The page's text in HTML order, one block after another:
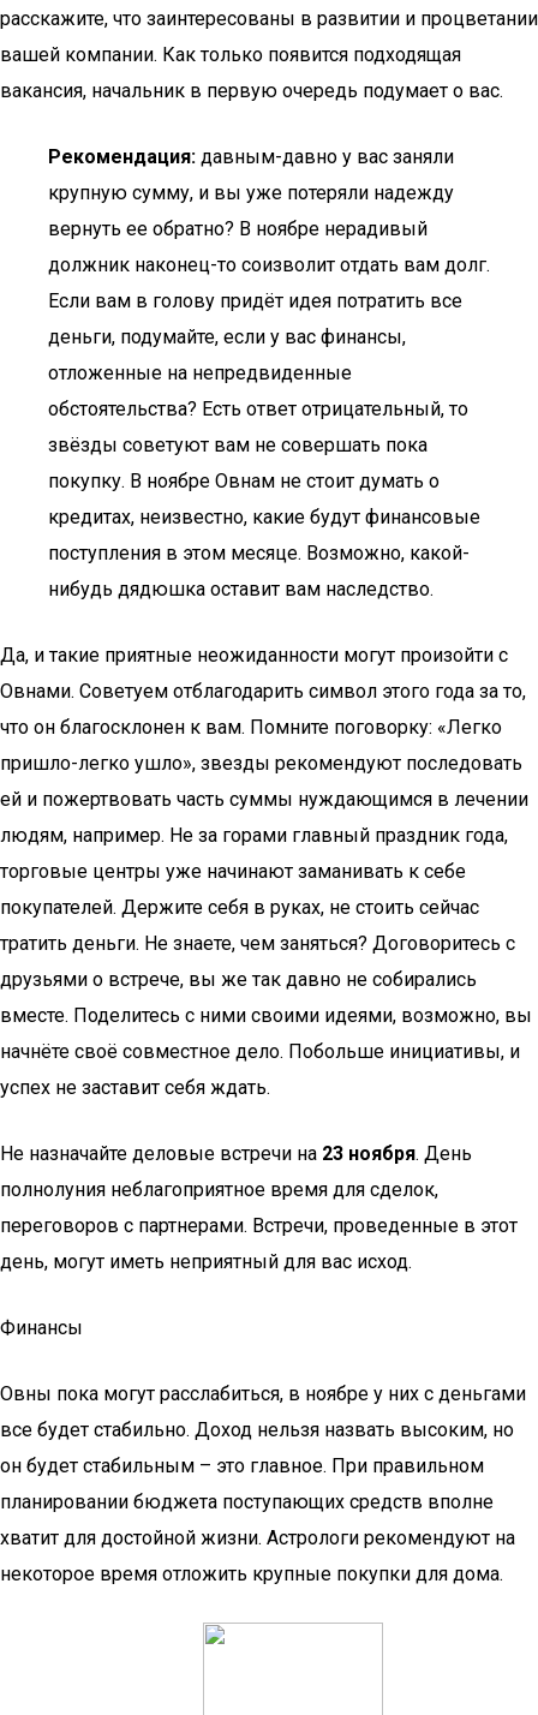
расскажите, что заинтересованы в развитии и процветании
вашей компании. Как только появится подходящая
вакансия, начальник в первую очередь подумает о вас.
Рекомендация: давным-давно у вас заняли
крупную сумму, и вы уже потеряли надежду
вернуть ее обратно? В ноябре нерадивый
должник наконец-то соизволит отдать вам долг.
Если вам в голову придёт идея потратить все
деньги, подумайте, если у вас финансы,
отложенные на непредвиденные
обстоятельства? Есть ответ отрицательный, то
звёзды советуют вам не совершать пока
покупку. В ноябре Овнам не стоит думать о
кредитах, неизвестно, какие будут финансовые
поступления в этом месяце. Возможно, какой-
нибудь дядюшка оставит вам наследство.
Да, и такие приятные неожиданности могут произойти с
Овнами. Советуем отблагодарить символ этого года за то,
что он благосклонен к вам. Помните поговорку: «Легко
пришло-легко ушло», звезды рекомендуют последовать
ей и пожертвовать часть суммы нуждающимся в лечении
людям, например. Не за горами главный праздник года,
торговые центры уже начинают заманивать к себе
покупателей. Держите себя в руках, не стоить сейчас
тратить деньги. Не знаете, чем заняться? Договоритесь с
друзьями о встрече, вы же так давно не собирались
вместе. Поделитесь с ними своими идеями, возможно, вы
начнёте своё совместное дело. Побольше инициативы, и
успех не заставит себя ждать.
Не назначайте деловые встречи на 23 ноября. День
полнолуния неблагоприятное время для сделок,
переговоров с партнерами. Встречи, проведенные в этот
день, могут иметь неприятный для вас исход.
Финансы
Овны пока могут расслабиться, в ноябре у них с деньгами
все будет стабильно. Доход нельзя назвать высоким, но
он будет стабильным – это главное. При правильном
планировании бюджета поступающих средств вполне
хватит для достойной жизни. Астрологи рекомендуют на
некоторое время отложить крупные покупки для дома.